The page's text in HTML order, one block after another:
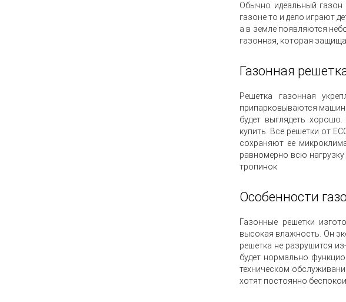
Обычно идеальный
газоне то и дело играют
а в земле появляются
газонная, которая
Газонная
Решетка газонная
припарковываются
будет выглядеть
купить. Все решетки от
сохраняют ее
равномерно всю
тропинок
Особенности
Газонные решетки
высокая влажность. Он
решетка не разрушится
будет нормально
техническом
хотят постоянно